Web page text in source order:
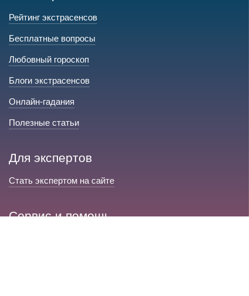
Рейтинг экстрасенсов
Бесплатные вопросы
Любовный гороскоп
Блоги экстрасенсов
Онлайн-гадания
Полезные статьи
Для экспертов
Стать экспертом на сайте
Сервис и помощь